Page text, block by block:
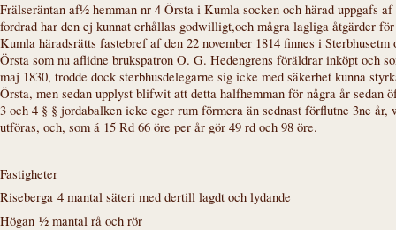
Frälseräntan af½ hemman nr 4 Örsta i Kumla socken och härad uppgafs
fordrad har den ej kunnat erhållas godwilligt,och mågra lagliga åtgärder
Kumla häradsrätts fastebref af den 22 november 1814 finnes i
Örsta som nu aflidne brukspatron O. G. Hedengrens föräldrar inköpt och
maj 1830, trodde dock sterbhusdelegarne sig icke med säkerhet kunna
Örsta, men sedan upplyst blifwit att detta halfhemman för några år sedan
3 och 4 § § jordabalken icke eger rum förmera än sednast förflutne 3ne
utföras, och, som á 15 Rd 66 öre per år gör 49 rd och 98 öre.
Fastigheter
Riseberga 4 mantal säteri med dertill lagdt och lydande
Högan ½ mantal rå och rör